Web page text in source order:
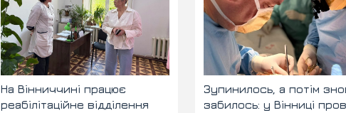
На Вінниччині працює
реабілітаційне відділення
Зупинилось, а потім
забилось: у Вінниці